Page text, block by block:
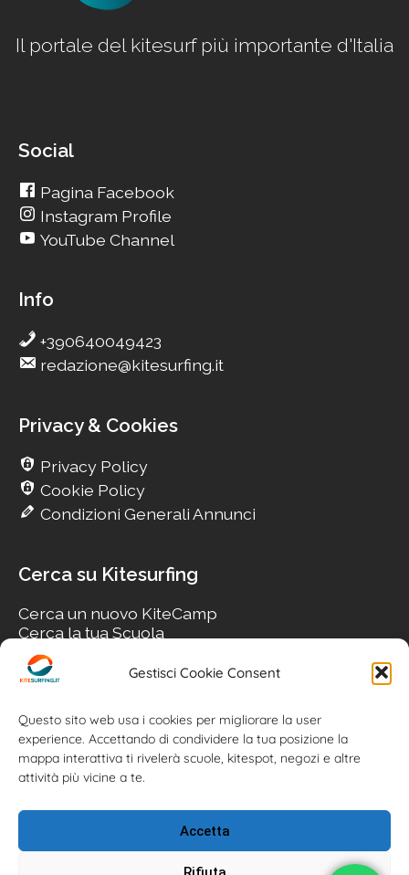
Gestisci Cookie Consent
Questo sito web usa i cookies per migliorare la user
experience. Accettando di condividere la tua posizione la
mappa interattiva ti rivelerà scuole, kitespot, negozi e altre
attività più vicine a te.
Accetta
Il portale del kitesurf più importante d'Italia
Social
Pagina Facebook
Instagram Profile
YouTube Channel
Info
+390640049423
redazione@kitesurfing.it
Privacy & Cookies
Privacy Policy
Cookie Policy
Condizioni Generali Annunci
Cerca su Kitesurfing
Cerca un nuovo KiteCamp
Cerca la tua Scuola
Cerca il tuo KiteSpot
Cerca Accommodation
Cerca il tuo Usato